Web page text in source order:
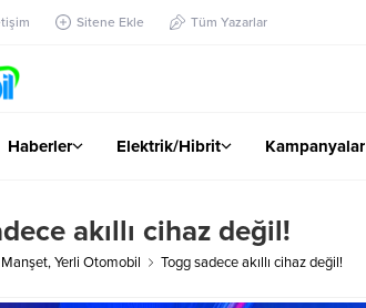
Sitene Ekle Tüm Yazarlar
Haberler Elektrik/Hibrit Kampanyalar
akıllı cihaz değil!
Manşet,Yerli Otomobil Togg sadece akıllı cihaz değil!